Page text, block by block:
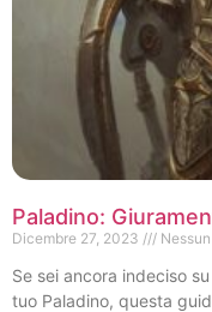
Paladino:
Dicembre 27, 2023
Se sei ancora indeciso
tuo Paladino, questa